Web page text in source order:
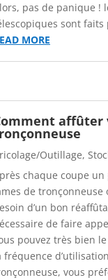
pas de panique !
sont faits
MORE
affûter
Outillage,
chaque coupe
de tronçonneuse
d’un bon
de faire
pouvez très bien
fréquence
vous